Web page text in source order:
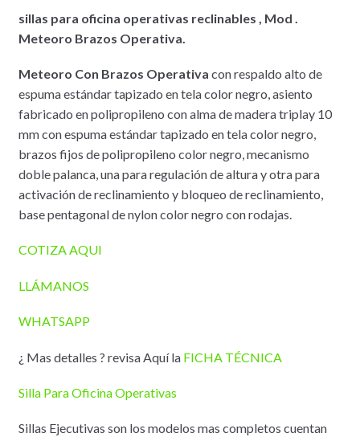
sillas para oficina operativas reclinables , Mod .
Meteoro Brazos Operativa.
Meteoro Con Brazos Operativa con respaldo alto de
espuma estándar tapizado en tela color negro, asiento
fabricado en polipropileno con alma de madera triplay 10
mm con espuma estándar tapizado en tela color negro,
brazos fijos de polipropileno color negro, mecanismo
doble palanca, una para regulación de altura y otra para
activación de reclinamiento y bloqueo de reclinamiento,
base pentagonal de nylon color negro con rodajas.
COTIZA AQUI
LLÁMANOS
WHATSAPP
¿ Mas detalles ? revisa Aquí la FICHA TÉCNICA
Silla Para Oficina Operativas
Sillas Ejecutivas son los modelos mas completos cuentan